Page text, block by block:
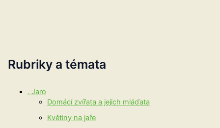
Rubriky a témata
. Jaro
Domácí zvířata a jejich mláďata
Květiny na jaře